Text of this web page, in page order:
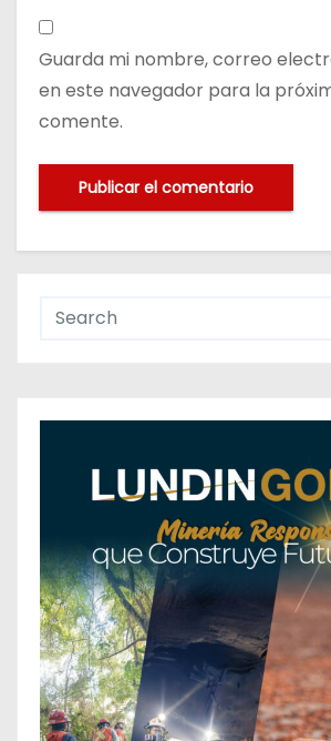
Guarda mi nombre, correo
en este navegador para la
comente.